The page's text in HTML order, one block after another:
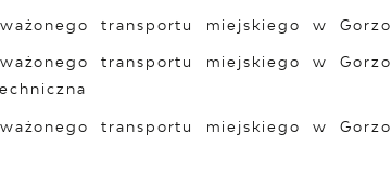
transportu miejskiego w
transportu miejskiego w
transportu miejskiego w